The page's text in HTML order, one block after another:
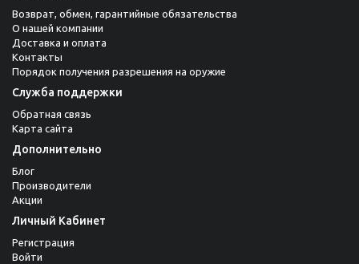
Возврат, обмен, гарантийные обязательства
О нашей компании
Доставка и оплата
Контакты
Порядок получения разрешения на оружие
Служба поддержки
Обратная связь
Карта сайта
Дополнительно
Блог
Производители
Акции
Личный Кабинет
Регистрация
Войти